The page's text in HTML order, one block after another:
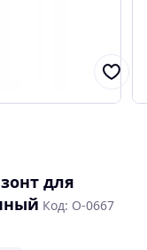
для
Код: О-0667